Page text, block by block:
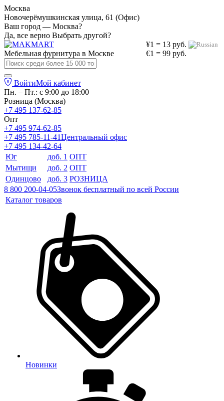
Москва
Новочерёмушкинская улица, 61 (Офис)
Ваш город — Москва?
Да, все верно Выбрать другой?
¥1 = 13 руб.
€1 = 99 руб.
Мебельная фурнитура в Москве
ВойтиМой кабинет
Пн. – Пт.: с 9:00 до 18:00
Розница (Москва)
+7 495 137-62-85
Опт
+7 495 974-62-85
+7 495 785-11-41Центральный офис
+7 495 134-42-64
Юг
доб. 1 ОПТ
Мытищи
доб. 2 ОПТ
Одинцово
доб. 3 РОЗНИЦА
8 800 200-04-05Звонок бесплатный по всей России
Каталог товаров
Новинки